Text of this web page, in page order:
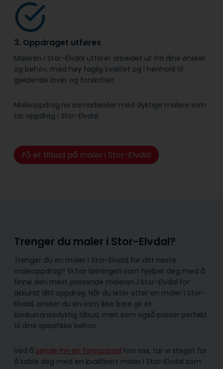
3. Oppdraget utføres
Maleren i Stor-Elvdal utfører arbeidet ut fra dine ønsker
og behov, med høy faglig kvalitet og i henhold til
gjeldende lover og forskrifter.
Maleoppdrag.no samarbeider med dyktige malere som
tar oppdrag i Stor-Elvdal.
Få et tilbud på maler i Stor-Elvdal
Trenger du maler i Stor-Elvdal?
Trenger du en maler i Stor-Elvdal for ditt neste
maleoppdrag? Vi har løsningen som hjelper deg med å
finne den mest passende maleren i Stor-Elvdal for
akkurat ditt oppdrag. Når du leter etter en maler i Stor-
Elvdal, ønsker du en som ikke bare gir et
konkurransedyktig tilbud, men som også passer perfekt
til dine spesifikke behov.
Ved å sende inn en forespørsel hos oss, tar vi steget for
å koble deg med en kvalifisert maler i Stor-Elvdal som